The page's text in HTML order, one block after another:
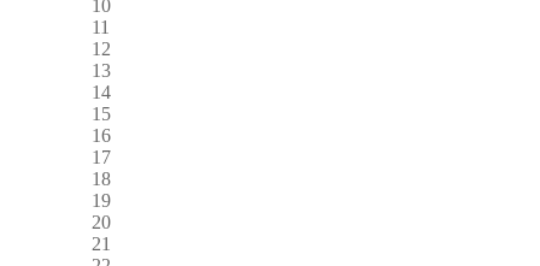
10
11
12
13
14
15
16
17
18
19
20
21